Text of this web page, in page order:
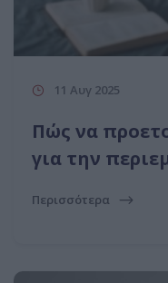
11 Αυγ 2025
Πώς να
για την
Περισσότερα